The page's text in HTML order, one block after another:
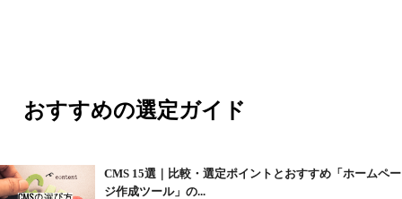
おすすめの選定ガイド
CMS 15選｜比較・選定ポイントとおすすめ「ホームペー
ジ作成ツール」の...